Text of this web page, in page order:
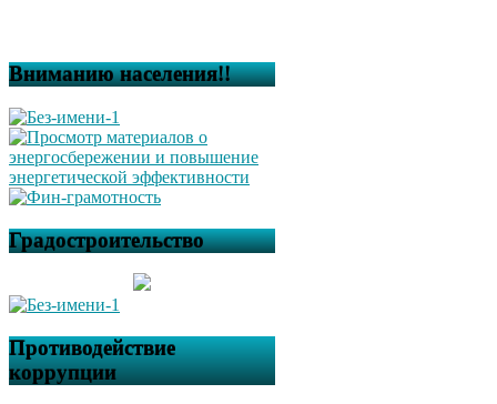
Вниманию населения!!
Градостроительство
Противодействие
коррупции